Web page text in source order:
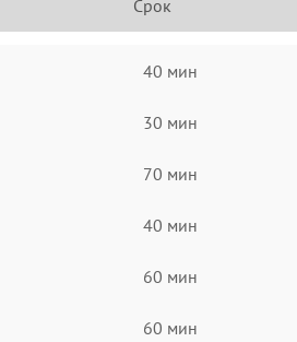
Срок
40 мин
30 мин
70 мин
40 мин
60 мин
60 мин